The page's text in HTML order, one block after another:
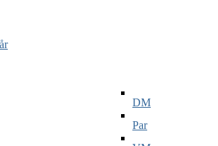
DM
Par